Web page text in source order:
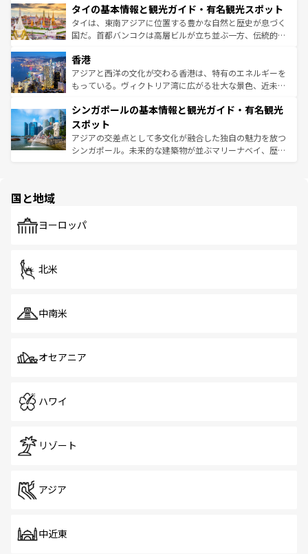
わってみてほしい。 なお、新着の韓国情報はコンテンツ一
覧 を参照してほしい。
急速な発展と共に伝統が息づく。ハノイの古い町並みやホ
ーチミン市のフランス統治時代の建物も、独特の雰囲気を
醸し出している。また、バラエティの豊かさとおいしさで
とつ。フォーやバインミー、ベトナムコーヒーなどは、ぜ
ひ現地で味わいたい。どの地域を訪れてもあたたかい人々
が旅行者を迎えてくれるので、きっと忘れられない旅にな
参照してほしい。
タイの基本情報と観光ガイド・有名観光スポット
タイは、東南アジアに位置する豊かな自然と歴史が息づく
国だ。首都バンコクは高層ビルが立ち並ぶ一方、伝統的な
の活気が交差している。北部ではチェンマイなどの山岳地
帯で自然と触れ合い、南部ではプーケットやクラビの美し
いビーチでリゾート気分を楽しむことができる。タイ料理
激する。気候は一年中温暖で、どの季節にも異なる楽しみ
が待っている。親しみやすいタイの人々、仏教を中心とし
た文化、そして多様な観光資源が、訪れる旅人を魅了し続
ける。 なお、新着のタイ情報はコンテンツ一覧を参照して
香港
アジアと西洋の文化が交わる香港は、特有のエネルギーを
もっている。ヴィクトリア湾に広がる壮大な景色、近未来
み、どこを訪れても感動するはず。観光スポットが密集し
ており、効率よく見どころを回れるのも魅力。息をのむよ
うな絶景から文化的な体験まで、香港を存分に楽しみ尽く
そう。 なお、新着の香港情報はコンテンツ一覧を参照して
シンガポールの基本情報と観光ガイド・有名観光
スポット
アジアの交差点として多文化が融合した独自の魅力を放つ
シンガポール。未来的な建築物が並ぶマリーナベイ、歴史
で、ホーカーズは地元の風情を楽しめる外せないスポット
国と地域
ヨーロッパ
北米
中南米
オセアニア
ハワイ
リゾート
アジア
中近東